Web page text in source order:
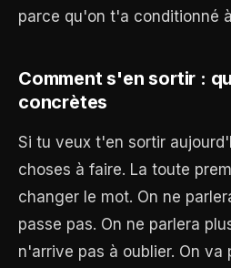
parce qu'on t'a conditionné
Comment s'en sortir :
concrètes
Si tu veux t'en sortir
choses à faire. La toute
changer le mot. On ne
passe pas. On ne parlera
n'arrive pas à oublier. On va